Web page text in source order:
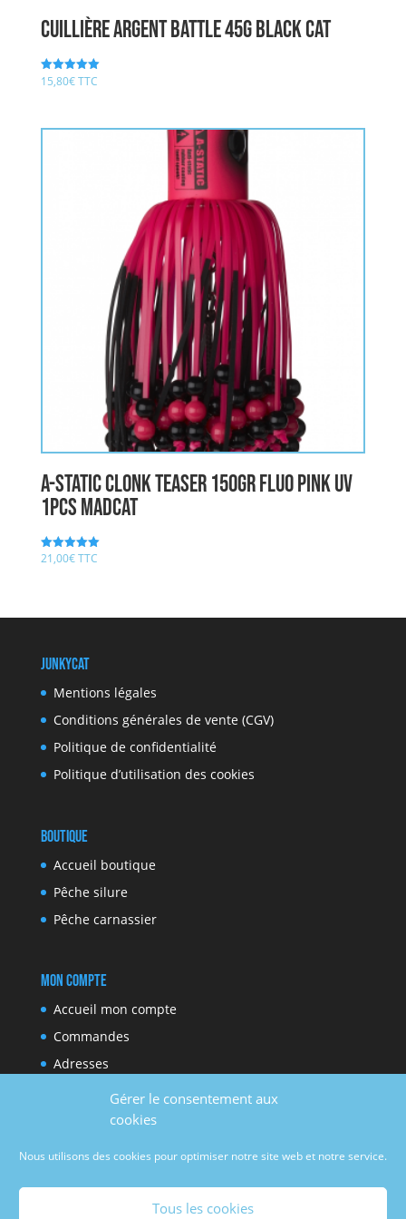
Gérer le consentement aux
cookies
Nous utilisons des cookies pour optimiser notre site web et notre service.
Tous les cookies
Cuillière argent Battle 45g BLACK CAT
Note
15,80€TTC
A-STATIC CLONK TEASER 150gr FLUO PINK UV
1pcs MADCAT
Note
21,00€TTC
JunkyCat
Mentions légales
Conditions générales de vente (CGV)
Politique de confidentialité
Politique d’utilisation des cookies
Boutique
Accueil boutique
Pêche silure
Pêche carnassier
Mon compte
Accueil mon compte
Commandes
Adresses
Moyens de paiement
Détails du compte